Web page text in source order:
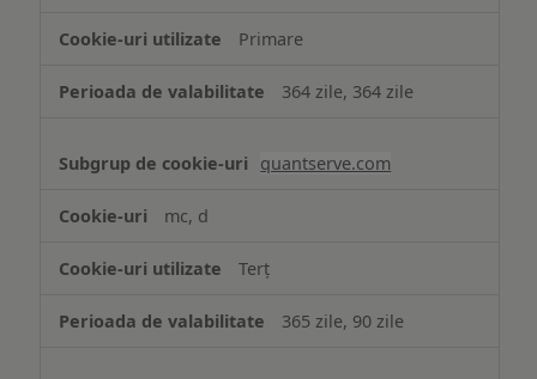
Primare
364 zile, 364 zile
quantserve.com
mc, d
Terț
365 zile, 90 zile